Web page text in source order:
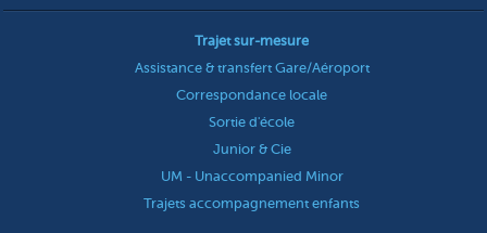
Trajet sur-mesure
Assistance & transfert Gare/Aéroport
Correspondance locale
Sortie d'école
Junior & Cie
UM - Unaccompanied Minor
Trajets accompagnement enfants